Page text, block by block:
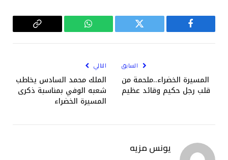
فيسبوك تويتر واتساب
Copy
السابق
المسيرة الخضراء..ملحمة من
قلب رجل حكيم وقائد عظيم
التالي
الملك محمد السادس يخاطب
شعبه الوفي بمناسبة ذكرى
المسيرة الخضراء
يونس مزيه